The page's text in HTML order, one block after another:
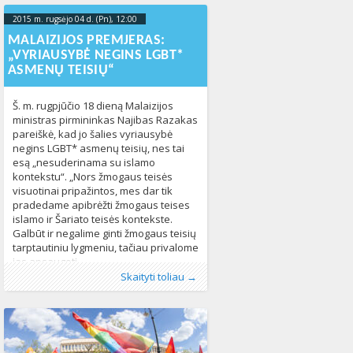
teisių departamento raštą, kuriuo
informuojama apie Lietuvos
Respublikos poziciją š. m. rugpjūčio 24
dieną vykusiame Jungtinių Tautų (JT)
Saugumo Tarybos posėdyje.
Atsakydami į š. m. rugpjūčio 27 dieną
Užsienio reikalų ministerija,lytinė tapatybė,
Neapykantos nusikaltimai,patyčios
Taryba ,Seksualinė orientacija1561
2015 m. rugsėjo 04 d. (Pn), 12:00
17T18:45:18+00:00
MALAIZIJOS PREMJERAS:
„VYRIAUSYBĖ NEGINS LGBT*
ASMENŲ TEISIŲ“
Š. m. rugpjūčio 18 dieną Malaizijos
ministras pirmininkas Najibas Razakas
pareiškė, kad jo šalies vyriausybė
negins LGBT* asmenų teisių, nes tai
esą „nesuderinama su islamo
kontekstu“. „Nors žmogaus teisės
visuotinai pripažintos, mes dar tik
pradedame apibrėžti žmogaus teises
islamo ir Šariato teisės kontekste.
Galbūt ir negalime ginti žmogaus teisių
tarptautiniu lygmeniu, tačiau privalome
jas apsaugoti
Skaityti toliau →
Publikavo:Aliona, LGL
Kategorijos:LGBT pasaulyje,Naujienos,
Pasaulyje,Žmogaus teisės443
Žymos:įvairovė,LGBT* asmenų teisės,
LGBT* asmenys,LGBT* teisių aktyvizmas,